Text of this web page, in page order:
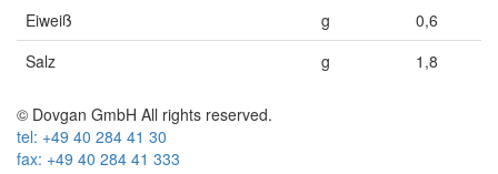
Eiweiß
g
0,6
Salz
g 1,8
© Dovgan GmbH All rights reserved.
tel: +49 40 284 41 30
fax: +49 40 284 41 333